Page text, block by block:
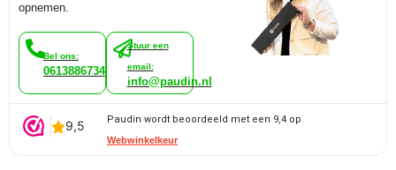
opnemen.
Bel ons:
0613886734
Stuur een
email:
info@paudin.nl
Paudin wordt beoordeeld met een 9,4 op
Webwinkelkeur